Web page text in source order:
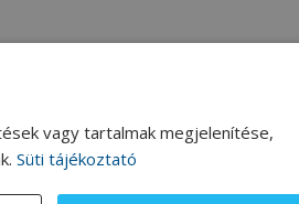
vagy tartalmak megjelenítése,
Süti tájékoztató